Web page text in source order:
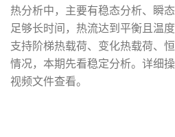
热分析中，主要有稳态分析、瞬
足够长时间，热流达到平衡且温
支持阶梯热载荷、变化热载荷、
情况，本期先看稳定分析。详细
视频文件查看。